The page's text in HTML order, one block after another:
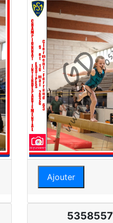
Ajouter
5358557